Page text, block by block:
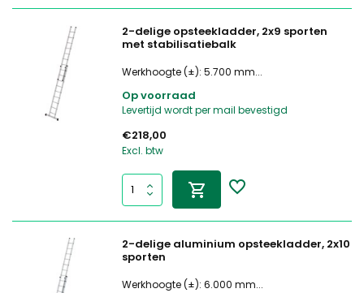
2-delige opsteekladder, 2x9 sporten
met stabilisatiebalk
Werkhoogte (±): 5.700 mm...
Op voorraad
Levertijd wordt per mail bevestigd
€218,00
Excl. btw
2-delige aluminium opsteekladder, 2x10
sporten
Werkhoogte (±): 6.000 mm...